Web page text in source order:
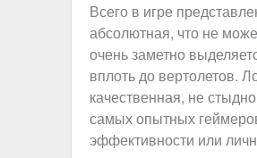
Всего в игре
абсолютная, что не
очень заметно
вплоть до вертолетов.
качественная, не
самых опытных
эффективности или